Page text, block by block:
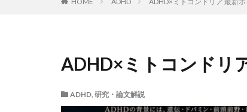
ADHD×ミトコンドリ
ADHD, 研究・論文解説